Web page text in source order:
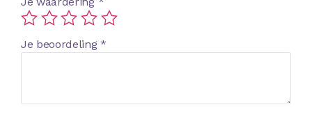
Je beoordeling*